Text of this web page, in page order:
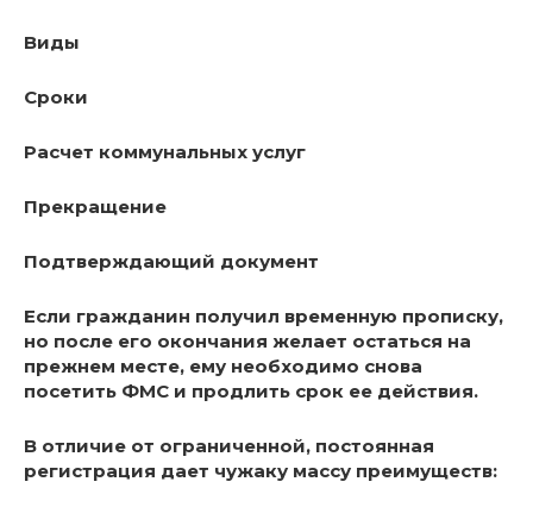
Виды
Сроки
Расчет коммунальных услуг
Прекращение
Подтверждающий документ
Если гражданин получил временную прописку,
но после его окончания желает остаться на
прежнем месте, ему необходимо снова
посетить ФМС и продлить срок ее действия.
В отличие от ограниченной, постоянная
регистрация дает чужаку массу преимуществ: